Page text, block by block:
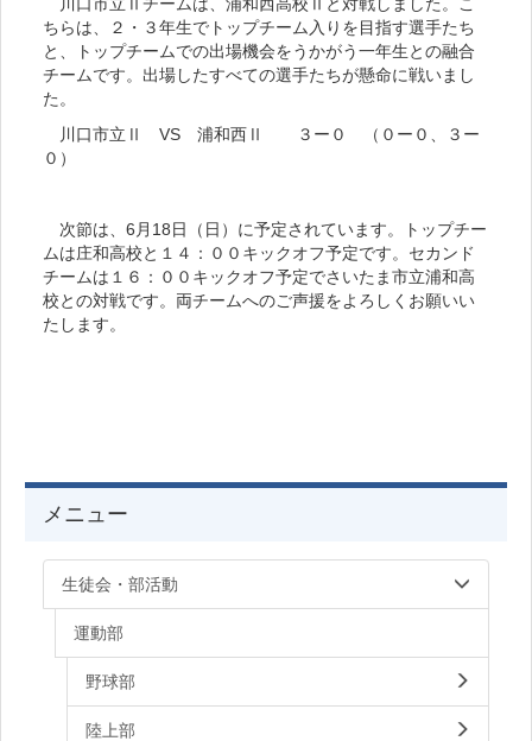
ちらは、２・３年生でトップチーム入りを目指す選手たち
と、トップチームでの出場機会をうかがう一年生との融合
チームです。出場したすべての選手たちが懸命に戦いまし
た。
川口市立Ⅱ VS 浦和西Ⅱ ３ー０ （０ー０、３ー
０）
次節は、6月18日（日）に予定されています。トップチー
ムは庄和高校と１４：００キックオフ予定です。セカンド
チームは１６：００キックオフ予定でさいたま市立浦和高
校との対戦です。両チームへのご声援をよろしくお願いい
たします。
メニュー
生徒会・部活動
運動部
野球部
陸上部